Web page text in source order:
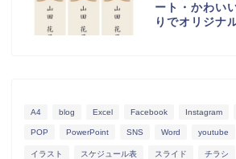
ート・かわい
りでオリジナ
A4 blog Excel Facebook Instagram
POP PowerPoint SNS Word youtube
イラスト スケジュール表 スライド チラシ